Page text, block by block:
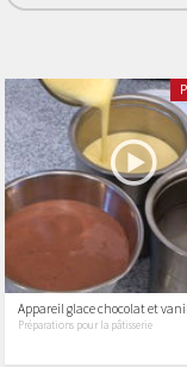
Appareil glace chocolat et
Préparations pour la pâtisserie